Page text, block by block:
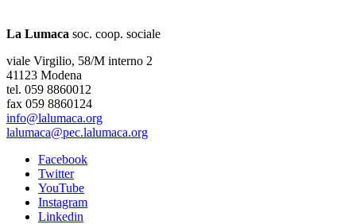
La Lumaca soc. coop. sociale
viale Virgilio, 58/M interno 2
41123 Modena
tel. 059 8860012
fax 059 8860124
info@lalumaca.org
lalumaca@pec.lalumaca.org
Facebook
Twitter
YouTube
Instagram
Linkedin